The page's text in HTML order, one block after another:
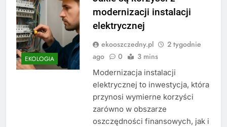
EKOLOGIA
modernizacji instalacji
elektrycznej
ekooszczedny.pl
2 tygodnie
ago
0 3 mins
Modernizacja instalacji
elektrycznej to inwestycja, która
przynosi wymierne korzyści
zarówno w obszarze
oszczędności finansowych, jak i